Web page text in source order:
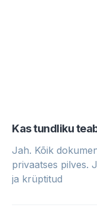
Kas tundliku
Jah. Kõik
privaatses pilves.
ja krüptitud